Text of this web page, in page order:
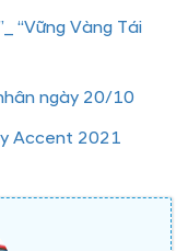
“Vững Vàng Tái
ngày 20/10
Accent 2021